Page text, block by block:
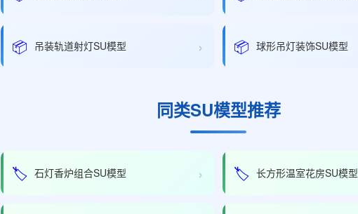
📦 吊装轨道射灯SU模型 › 📦 球形吊灯装饰SU模型
同类SU模型推荐
🏷️ 石灯香炉组合SU模型 › 🏷️ 长方形温室花房SU模型